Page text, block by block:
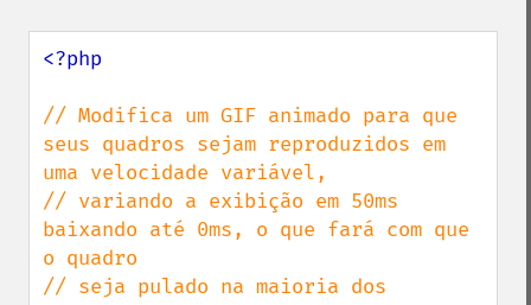
<?php
// Modifica um GIF animado para que
seus quadros sejam reproduzidos em
uma velocidade variável,
// variando a exibição em 50ms
baixando até 0ms, o que fará com que
o quadro
// seja pulado na maioria dos
forwardFourierTransformImage
frameImage
fxImage
gammaImage
gaussianBlurImage
getColorspace
getCompression
getCompressionQuality
getCopyright